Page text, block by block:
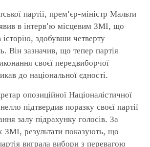
партії, прем'єр-міністр Мальти
в інтерв'ю місцевим ЗМІ, що
історію, здобувши четверту
Він зазначив, що тепер партія
своєї передвиборчої
до національної єдності.
опозиційної Націоналістичної
підтвердив поразку своєї партії
залу підрахунку голосів. За
ЗМІ, результати показують, що
виграла вибори з перевагою